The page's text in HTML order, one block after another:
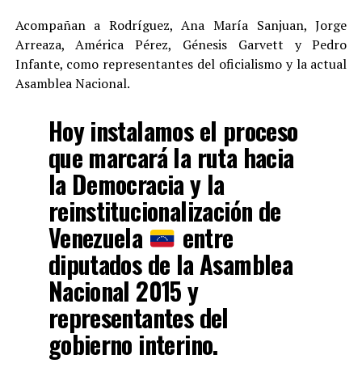
Acompañan a Rodríguez, Ana María Sanjuan, Jorge
Arreaza, América Pérez, Génesis Garvett y Pedro
Infante, como representantes del oficialismo y la actual
Asamblea Nacional.
Hoy instalamos el proceso
que marcará la ruta hacia
la Democracia y la
reinstitucionalización de
Venezuela entre
diputados de la Asamblea
Nacional 2015 y
representantes del
gobierno interino.